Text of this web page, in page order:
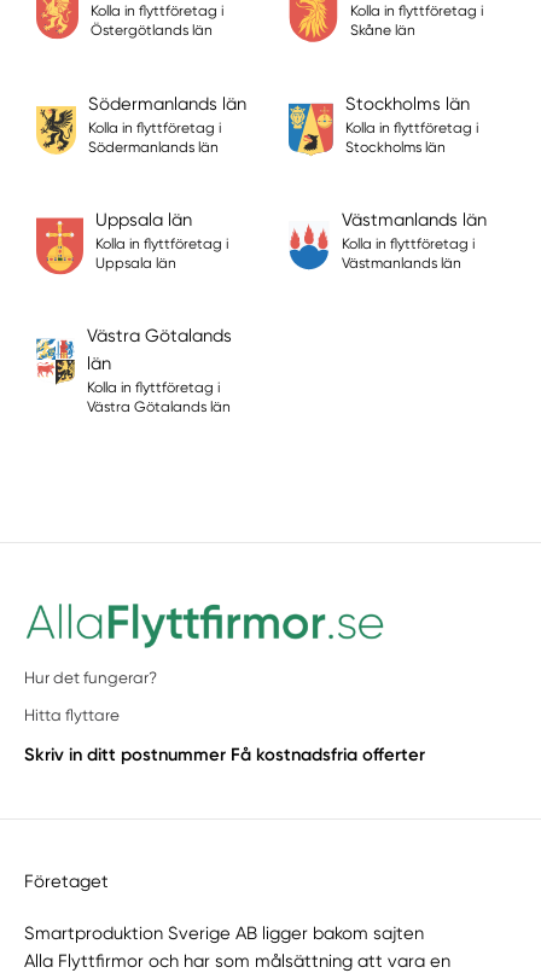
Kolla in flyttföretag i
Östergötlands län
Kolla in flyttföretag i
Skåne län
Södermanlands län
Kolla in flyttföretag i
Södermanlands län
Stockholms län
Kolla in flyttföretag i
Stockholms län
Uppsala län
Kolla in flyttföretag i
Uppsala län
Västmanlands län
Kolla in flyttföretag i
Västmanlands län
Västra Götalands
län
Kolla in flyttföretag i
Västra Götalands län
Hur det fungerar?
Hitta flyttare
Skriv in ditt postnummer Få kostnadsfria offerter
Företaget
Smartproduktion Sverige AB ligger bakom sajten
Alla Flyttfirmor och har som målsättning att vara en